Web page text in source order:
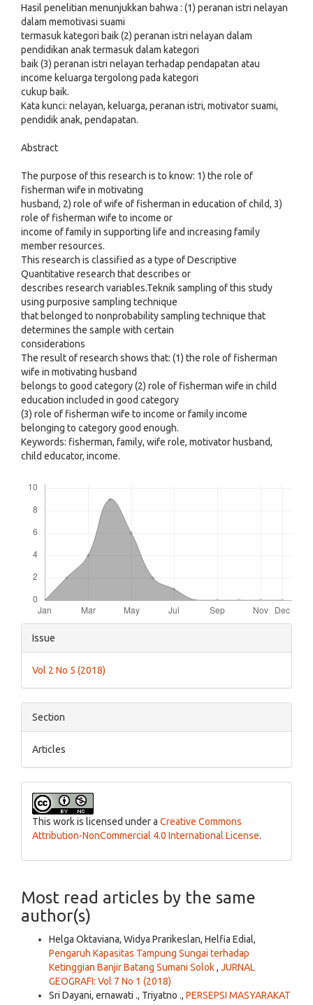
Hasil penelitian menunjukkan bahwa : (1) peranan istri nelayan
dalam memotivasi suami
termasuk kategori baik (2) peranan istri nelayan dalam
pendidikan anak termasuk dalam kategori
baik (3) peranan istri nelayan terhadap pendapatan atau
income keluarga tergolong pada kategori
cukup baik.
Kata kunci: nelayan, keluarga, peranan istri, motivator suami,
pendidik anak, pendapatan.
Abstract
The purpose of this research is to know: 1) the role of
fisherman wife in motivating
husband, 2) role of wife of fisherman in education of child, 3)
role of fisherman wife to income or
income of family in supporting life and increasing family
member resources.
This research is classified as a type of Descriptive
Quantitative research that describes or
describes research variables.Teknik sampling of this study
using purposive sampling technique
that belonged to nonprobability sampling technique that
determines the sample with certain
considerations
The result of research shows that: (1) the role of fisherman
wife in motivating husband
belongs to good category (2) role of fisherman wife in child
education included in good category
(3) role of fisherman wife to income or family income
belonging to category good enough.
Keywords: fisherman, family, wife role, motivator husband,
child educator, income.
Article
Details
Issue
Vol 2 No 5 (2018)
Section
Articles
This work is licensed under a Creative Commons
Attribution-NonCommercial 4.0 International License.
Most read articles by the same
author(s)
Helga Oktaviana, Widya Prarikeslan, Helfia Edial,
Pengaruh Kapasitas Tampung Sungai terhadap
Ketinggian Banjir Batang Sumani Solok, JURNAL
GEOGRAFI: Vol 7 No 1 (2018)
Sri Dayani, ernawati ., Triyatno ., PERSEPSI MASYARAKAT